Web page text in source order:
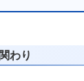
わり